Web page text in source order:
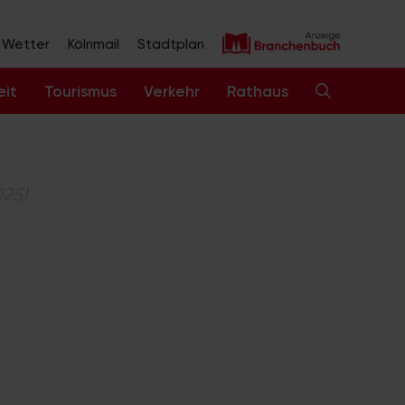
Wetter Kölnmail Stadtplan
Tourismus Verkehr Rathaus